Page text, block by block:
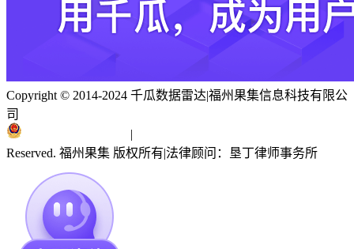
Copyright © 2014-2024 千瓜数据雷达|福州果集信息科技有限公
司
|
Reserved. 福州果集 版权所有|法律顾问：垦丁律师事务所